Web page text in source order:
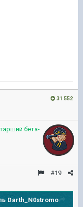
31 552
бета-
#19
Darth_N0stromo